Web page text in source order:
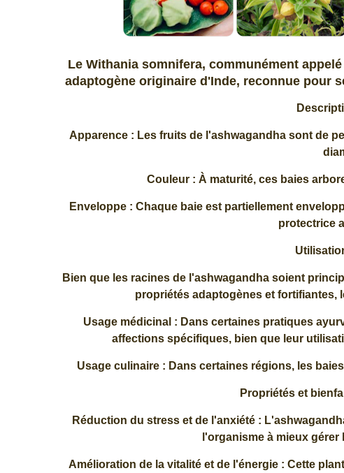
Le Withania somnifera, communément
adaptogène originaire d'Inde, reconnue pour
Apparence : Les fruits de l'ashwagandha sont de
Couleur : À maturité, ces baies
Enveloppe : Chaque baie est partiellement
protectrice
Bien que les racines de l'ashwagandha soient
propriétés adaptogènes et fortifiantes,
Usage médicinal : Dans certaines pratiques
affections spécifiques, bien que leur
Usage culinaire : Dans certaines régions, les
Propriétés et
Réduction du stress et de l'anxiété :
l'organisme à mieux gérer
Amélioration de la vitalité et de l'énergie : Cette